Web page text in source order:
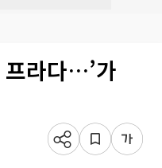
프라다…’가